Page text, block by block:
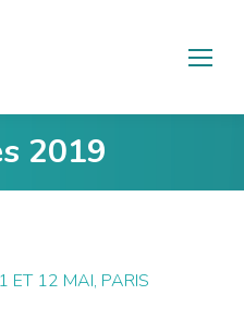
2019
ici :
ET 12 MAI, PARIS